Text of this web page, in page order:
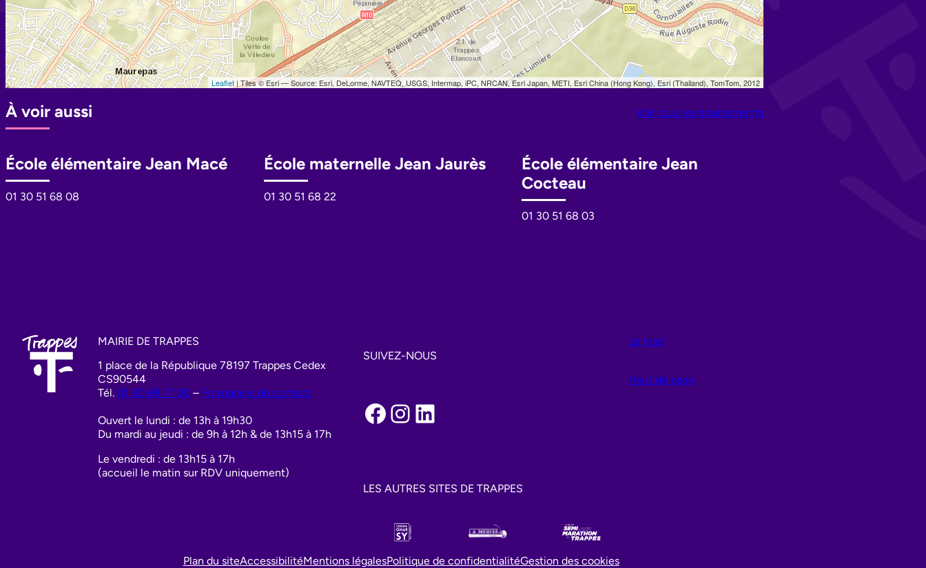
À voir aussi Voir tous les équipements
École élémentaire Jean Macé
01 30 51 68 08
École maternelle Jean Jaurès
01 30 51 68 22
École élémentaire Jean
Cocteau
01 30 51 68 03
MAIRIE DE TRAPPES
1 place de la République 78197 Trappes Cedex
CS90544
Tél. 01 30 69 17 00 – Formulaire de contact
Ouvert le lundi : de 13h à 19h30
Du mardi au jeudi : de 9h à 12h & de 13h15 à 17h
Le vendredi : de 13h15 à 17h
(accueil le matin sur RDV uniquement)
SUIVEZ-NOUS
Facebook Instagram LinkedIn
LES AUTRES SITES DE TRAPPES
Le mag’
Haut de page
Plan du siteAccessibilitéMentions légalesPolitique de confidentialitéGestion des cookies